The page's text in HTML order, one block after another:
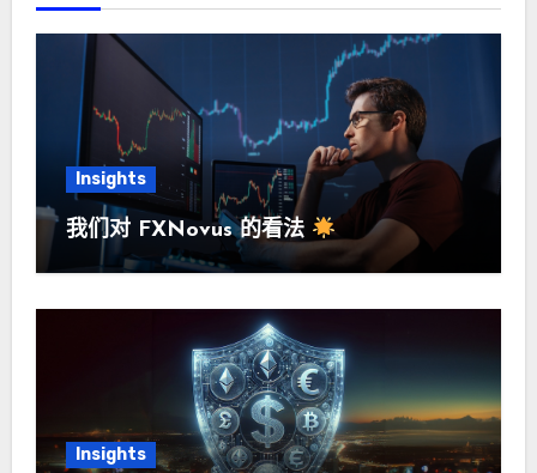
Insights
我们对 FXNovus 的看法
Insights